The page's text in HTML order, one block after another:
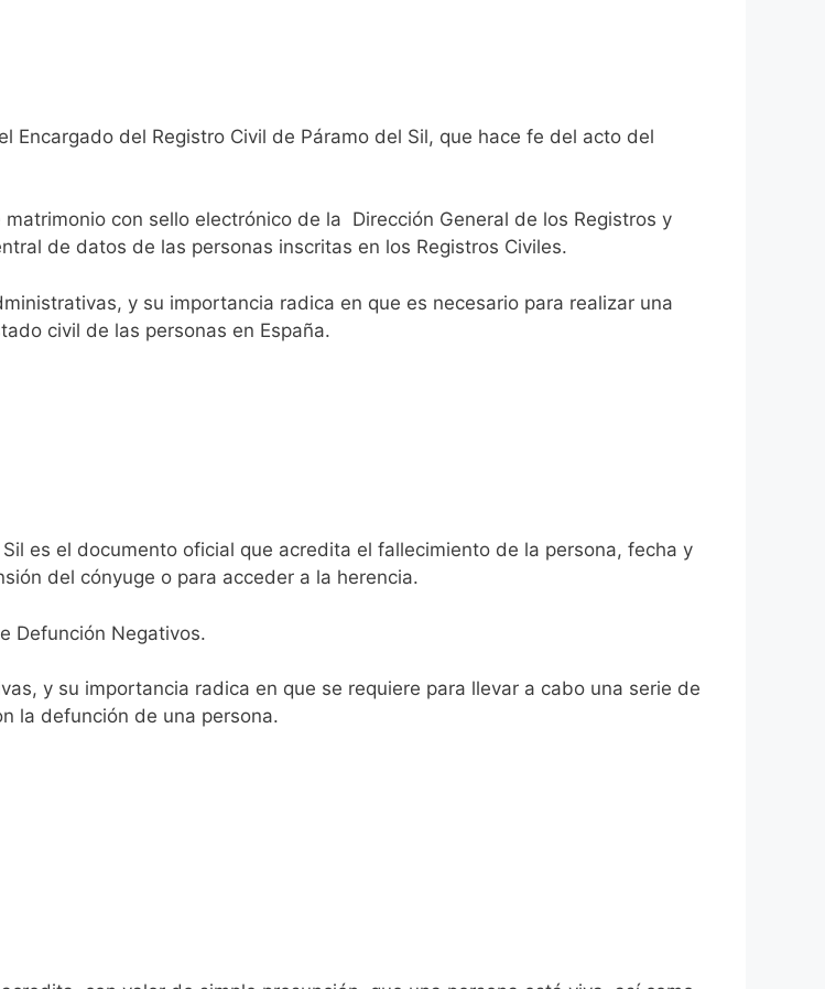
del Registro Civil de Páramo del Sil, que hace fe del acto del
con sello electrónico de la Dirección General de los Registros y
de datos de las personas inscritas en los Registros Civiles.
y su importancia radica en que es necesario para realizar una
civil de las personas en España.
es el documento oficial que acredita el fallecimiento de la persona, fecha y
del cónyuge o para acceder a la herencia.
Defunción Negativos.
y su importancia radica en que se requiere para llevar a cabo una serie de
la defunción de una persona.